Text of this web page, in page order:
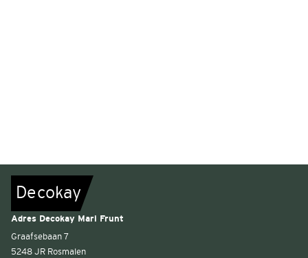
Decokay
Adres Decokay Mari Frunt
Graafsebaan 7
5248 JR Rosmalen